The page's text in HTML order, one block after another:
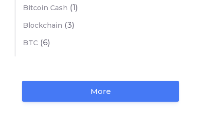
Bitcoin Cash (1)
Blockchain (3)
BTC (6)
More